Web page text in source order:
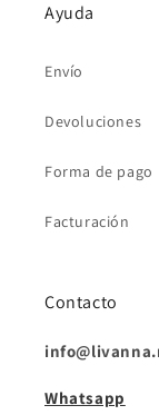
Ayuda
Envío
Devoluciones
Forma de pago
Facturación
Contacto
Whatsapp